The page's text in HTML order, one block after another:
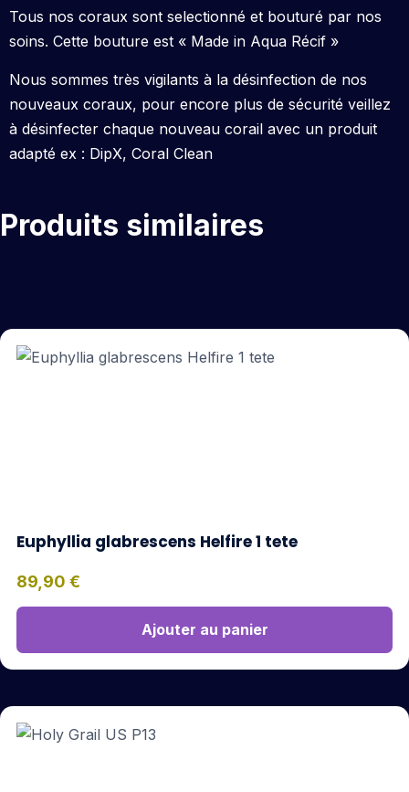
Tous nos coraux sont selectionné et bouturé par nos
soins. Cette bouture est « Made in Aqua Récif »
Nous sommes très vigilants à la désinfection de nos
nouveaux coraux, pour encore plus de sécurité veillez
à désinfecter chaque nouveau corail avec un produit
adapté ex : DipX, Coral Clean
Produits similaires
Euphyllia glabrescens Helfire 1 tete
89,90 €
Ajouter au panier